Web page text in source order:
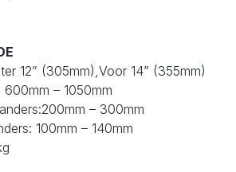
12” (305mm),Voor 14” (355mm)
– 1050mm
– 300mm
100mm – 140mm